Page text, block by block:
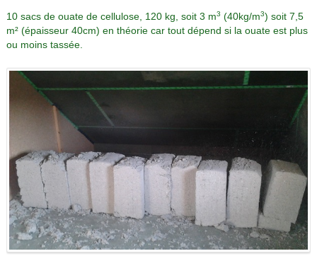
10 sacs de ouate de cellulose, 120 kg, soit 3 m3 (40kg/m3) soit 7,5
m² (épaisseur 40cm) en théorie car tout dépend si la ouate est plus
ou moins tassée.